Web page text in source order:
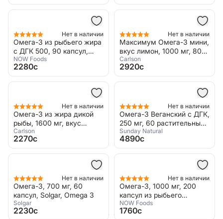
Нет в наличии
Омега-3 из рыбьего жира
с ДГК 500, 90 капсул,
NOW Foods, DHA-500 Fish
Oil
NOW Foods
2280c
Нет в наличии
Максимум Омега-3 мини,
вкус лимон, 1000 мг, 80
мини-капсул, Carlson,
Maximum Omega Minis
Carlson
2920c
Нет в наличии
Омега-3 из жира дикой
рыбы, 1600 мг, вкус
лимон, 200 мл, Carlson,
Omega The Very Finest
Fish Oil
Carlson
2270c
Нет в наличии
Омега-3 Веганский с ДГК,
250 мг, 60 растительных
капсул, Sunday Natural,
Omega 3 Vegan DHA
Enhanced
Sunday Natural
4890c
Нет в наличии
Омега-3, 700 мг, 60
капсул, Solgar, Omega 3
Solgar
2230c
Нет в наличии
Омега-3, 1000 мг, 200
капсул из рыбьего
желатина, NOW Foods,
Omega-3 Fish Oil
NOW Foods
1760c